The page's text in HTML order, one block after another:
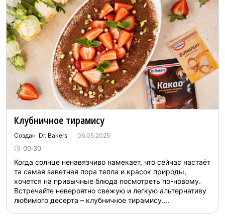
Клубничное тирамису
Создан Dr. Bakers 06.05.2025
00:30
Когда солнце ненавязчиво намекает, что сейчас настаёт
та самая заветная пора тепла и красок природы,
хочется на привычные блюда посмотреть по-новому.
Встречайте невероятно свежую и легкую альтернативу
любимого десерта – клубничное тирамису....